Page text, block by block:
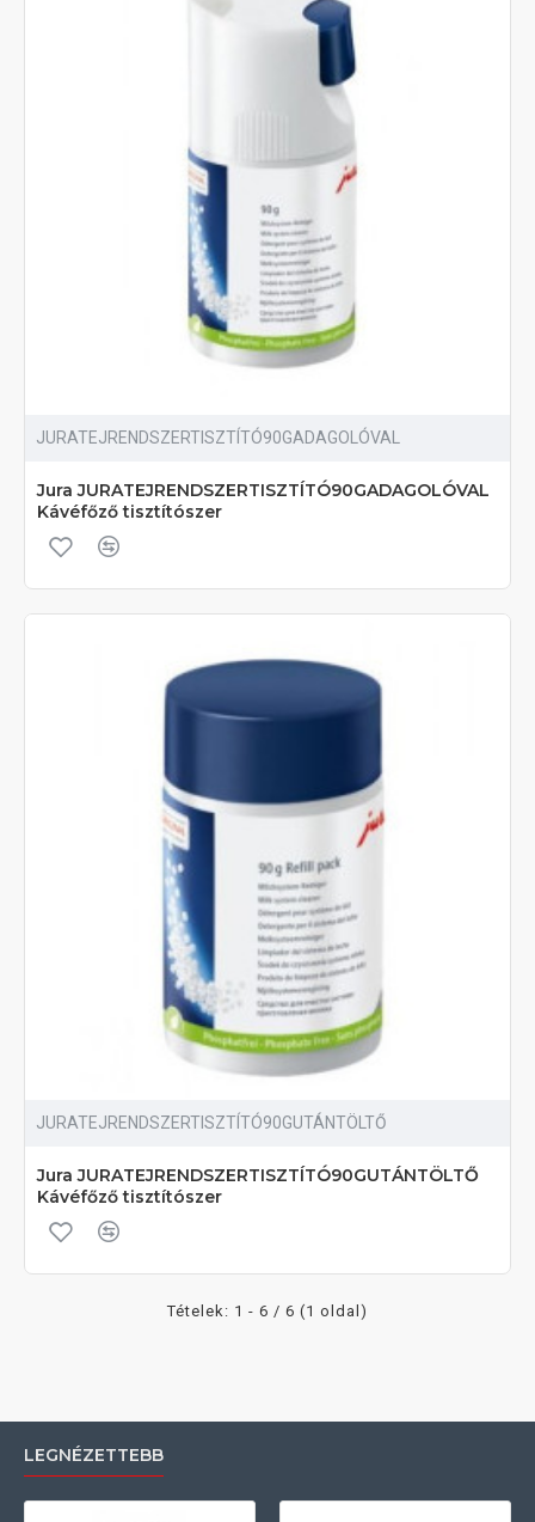
JURATEJRENDSZERTISZTÍTÓ90GADAGOLÓVAL
Jura JURATEJRENDSZERTISZTÍTÓ90GADAGOLÓVAL
Kávéfőző tisztítószer
JURATEJRENDSZERTISZTÍTÓ90GUTÁNTÖLTŐ
Jura JURATEJRENDSZERTISZTÍTÓ90GUTÁNTÖLTŐ
Kávéfőző tisztítószer
Tételek: 1 - 6 / 6 (1 oldal)
LEGNÉZETTEBB